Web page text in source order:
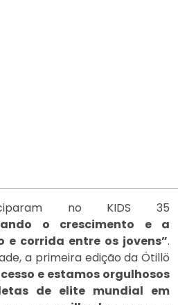
no KIDS 35
o crescimento e a
e corrida entre os jovens”.
a primeira edição da Ötillö
e estamos orgulhosos
de elite mundial em